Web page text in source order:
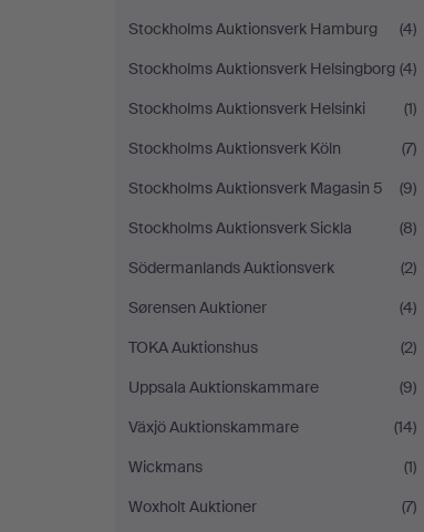
Stockholms Auktionsverk Hamburg
(4)
Stockholms Auktionsverk Helsingborg (4)
Stockholms Auktionsverk Helsinki
(1)
Stockholms Auktionsverk Köln
(7)
Stockholms Auktionsverk Magasin 5
(9)
Stockholms Auktionsverk Sickla
(8)
Södermanlands Auktionsverk
(2)
Sørensen Auktioner
(4)
TOKA Auktionshus
(2)
Uppsala Auktionskammare
(9)
Växjö Auktionskammare
(14)
Wickmans
(1)
Woxholt Auktioner
(7)